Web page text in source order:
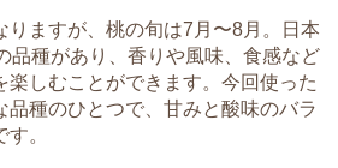
りますが、桃の旬は7月〜8月。日本
品種があり、香りや風味、食感など
楽しむことができます。今回使った
品種のひとつで、甘みと酸味のバラ
。